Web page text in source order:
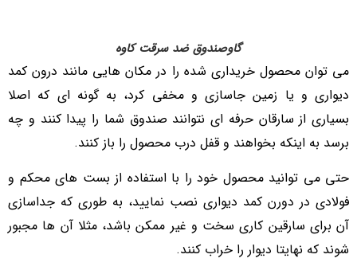
گاوصندوق ضد سرقت کاوه
می‌ توان محصول خریداری شده را در مکان‌ هایی مانند درون کمد
دیواری و یا زمین جاسازی و مخفی کرد، به گونه‌ ای که اصلا
بسیاری از سارقان حرفه‌ ای نتوانند صندوق شما را پیدا کنند و چه
برسد به اینکه بخواهند و قفل درب محصول را باز کنند.
حتی می توانید محصول خود را با استفاده از بست های محکم و
فولادی در دورن کمد دیواری نصب نمایید، به طوری که جداسازی
آن برای سارقین کاری سخت و غیر ممکن باشد، مثلا آن ها مجبور
شوند که نهایتا دیوار را خراب کنند.